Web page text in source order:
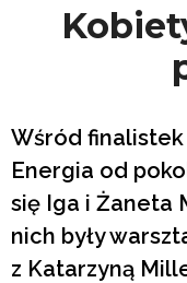
Wśród
Energia od
się Iga i Żaneta
nich były
z Katarzyną